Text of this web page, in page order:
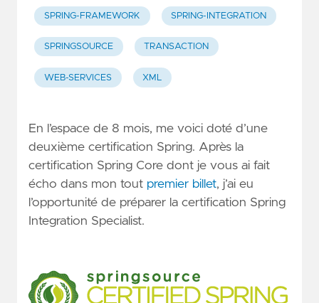
SPRING-FRAMEWORK SPRING-INTEGRATION
SPRINGSOURCE TRANSACTION
WEB-SERVICES XML
En l’espace de 8 mois, me voici doté d’une
deuxième certification Spring. Après la
certification Spring Core dont je vous ai fait
écho dans mon tout premier billet, j’ai eu
l’opportunité de préparer la certification Spring
Integration Specialist.